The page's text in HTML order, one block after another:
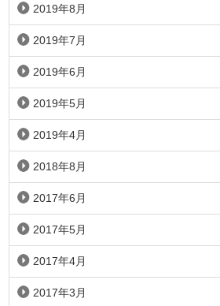
2019年8月
2019年7月
2019年6月
2019年5月
2019年4月
2018年8月
2017年6月
2017年5月
2017年4月
2017年3月